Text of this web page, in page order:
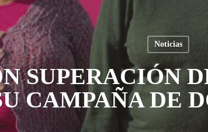
Noticias
SUPERACIÓN
CAMPAÑA DE